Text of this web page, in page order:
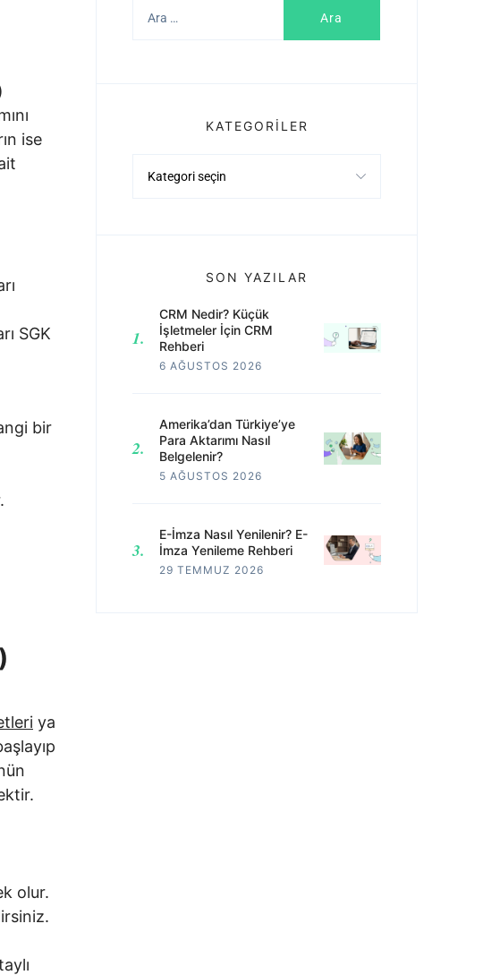
ise
SGK
bir
ya
olur.
KATEGORILER
SON YAZILAR
CRM Nedir? Küçük
İşletmeler İçin CRM
Rehberi
6 AĞUSTOS 2026
Amerika’dan Türkiye’ye
Para Aktarımı Nasıl
Belgelenir?
5 AĞUSTOS 2026
E-İmza Nasıl Yenilenir? E-
İmza Yenileme Rehberi
29 TEMMUZ 2026